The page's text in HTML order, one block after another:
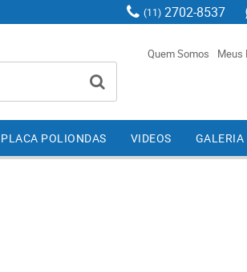
(11) 2702-8537
Quem Somos Meus
PLACA POLIONDAS VIDEOS GALERIA